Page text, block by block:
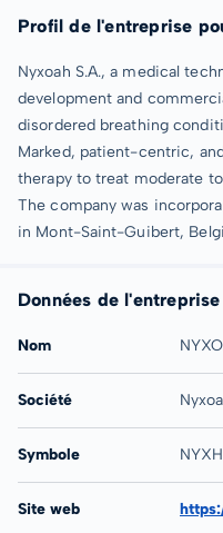
Profil de l'entreprise
Nyxoah S.A., a medical
development and
disordered breathing
Marked, patient-centric,
therapy to treat moderate
The company was
in Mont-Saint-Guibert,
Données de l'entreprise
Nom
Société
Symbole NYXH
Site web